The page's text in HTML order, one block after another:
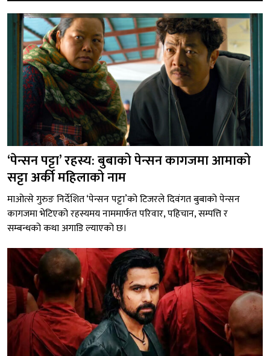
‘पेन्सन पट्टा’ रहस्य: बुबाको पेन्सन कागजमा आमाको
सट्टा अर्की महिलाको नाम
माओत्से गुरुङ निर्देशित ‘पेन्सन पट्टा’को टिजरले दिवंगत बुबाको पेन्सन
कागजमा भेटिएको रहस्यमय नाममार्फत परिवार, पहिचान, सम्पत्ति र
सम्बन्धको कथा अगाडि ल्याएको छ।